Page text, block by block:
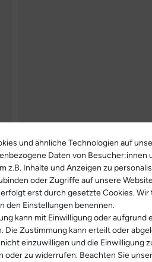
anzeigen
und ähnliche Technologien auf
Daten von Besucher:innen
z.B. Inhalte und Anzeigen zu
oder Zugriffe auf unsere
erst durch gesetzte Cookies. Wir
den Einstellungen benennen.
kann mit Einwilligung oder aufgrund
Die Zustimmung kann erteilt oder
einzuwilligen und die Einwilligung
oder zu widerrufen. Beachten Sie unser